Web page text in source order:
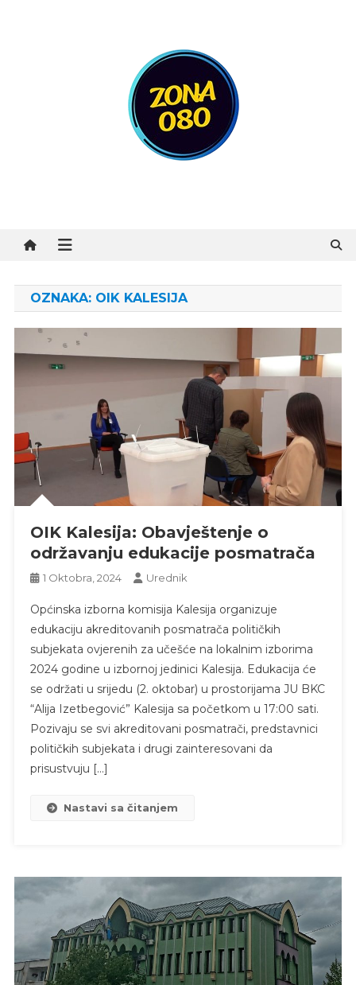
OZNAKA: OIK KALESIJA
OIK Kalesija: Obavještenje o
održavanju edukacije posmatrača
1 Oktobra, 2024 Urednik
Općinska izborna komisija Kalesija organizuje
edukaciju akreditovanih posmatrača političkih
subjekata ovjerenih za učešće na lokalnim izborima
2024 godine u izbornoj jedinici Kalesija. Edukacija će
se održati u srijedu (2. oktobar) u prostorijama JU BKC
“Alija Izetbegović” Kalesija sa početkom u 17:00 sati.
Pozivaju se svi akreditovani posmatrači, predstavnici
političkih subjekata i drugi zainteresovani da
prisustvuju […]
Nastavi sa čitanjem